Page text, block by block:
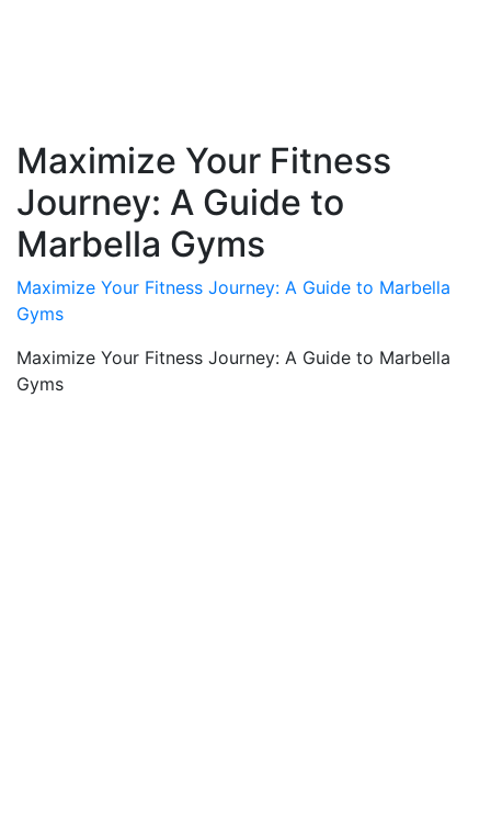
Maximize Your Fitness
Journey: A Guide to
Marbella Gyms
Maximize Your Fitness Journey: A Guide to Marbella
Gyms
Maximize Your Fitness Journey: A Guide to Marbella
Gyms